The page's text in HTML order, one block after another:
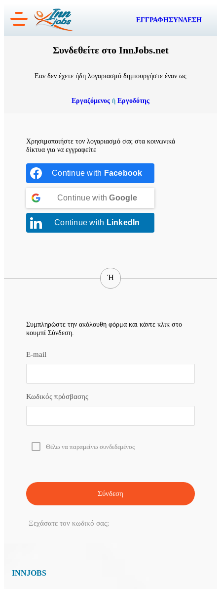
στο
ΕΓΓΡΑΦΗΣΥΝΔΕΣΗ
Συνδεθείτε στο InnJobs.net
Εαν δεν έχετε ήδη λογαριασμό δημιουργήστε έναν ως
Εργαζόμενος ή Εργοδότης
Χρησιμοποιήστε τον λογαριασμό σας στα κοινωνικά
δίκτυα για να εγγραφείτε
Continue with Facebook
Continue withGoogle
Continue with LinkedIn
Ή
Συμπληρώστε την ακόλουθη φόρμα και κάντε κλικ στο
κουμπί Σύνδεση.
E-mail
Κωδικός πρόσβασης
Θέλω να παραμείνω συνδεδεμένος
Ξεχάσατε τον κωδικό σας;
INNJOBS